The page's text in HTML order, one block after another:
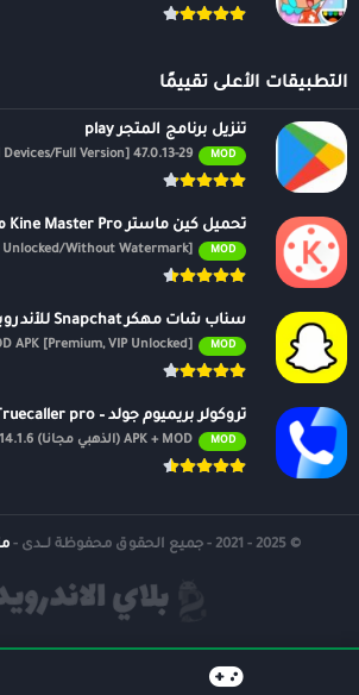
التطبيقات الأعلى تقييمًا
تنزيل برنامج المتجر play
MOD
47.0.13-29 MOD APK [No Root/All Devices/Full Version]
تحميل كين ماستر Kine Master Pro مهكر
MOD
Unlocked/Without Watermark]
سناب شات مهكر Snapchat للأندرويد اخر اصدار 2025
MOD
APK [Premium, VIP Unlocked]
تروكولر بريميوم جولد – Truecaller pro مهكر
MOD APK + MOD (الذهبي مجانًا) v14.1.6
© 2025 - 2021 - جميع الحقوق محفوظة لــدى -